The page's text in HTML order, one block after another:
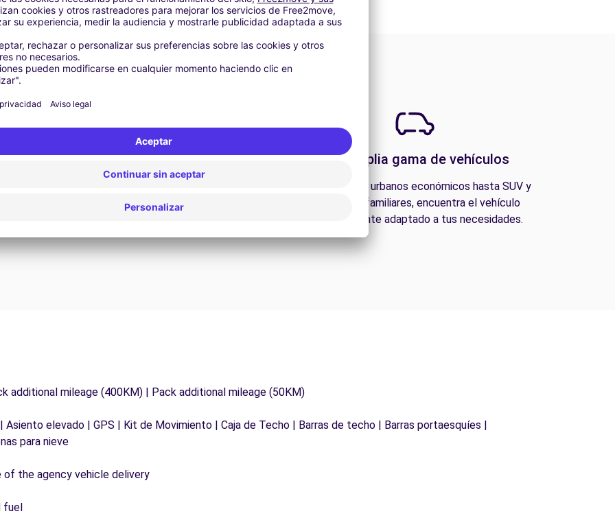
Asistencia 24/7
asistencia está disponible en cualquier momento
Una amplia gama de vehículos
Desde coches urbanos económicos hasta SUV y
furgonetas familiares, encuentra el vehículo
perfectamente adaptado a tus necesidades.
additional mileage (400KM) | Pack additional mileage (50KM)
elevado | GPS | Kit de Movimiento | Caja de Techo | Barras de techo | Barras portaesquíes |
para nieve
the agency vehicle delivery
fuel